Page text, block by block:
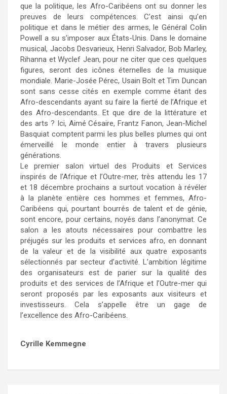
que la politique, les Afro-Caribéens ont su donner les
preuves de leurs compétences. C’est ainsi qu’en
politique et dans le métier des armes, le Général Colin
Powell a su s’imposer aux États-Unis. Dans le domaine
musical, Jacobs Desvarieux, Henri Salvador, Bob Marley,
Rihanna et Wyclef Jean, pour ne citer que ces quelques
figures, seront des icônes éternelles de la musique
mondiale. Marie-Josée Pérec, Usain Bolt et Tim Duncan
sont sans cesse cités en exemple comme étant des
Afro-descendants ayant su faire la fierté de l’Afrique et
des Afro-descendants. Et que dire de la littérature et
des arts ? Ici, Aimé Césaire, Frantz Fanon, Jean-Michel
Basquiat comptent parmi les plus belles plumes qui ont
émerveillé le monde entier à travers plusieurs
générations.
Le premier salon virtuel des Produits et Services
inspirés de l’Afrique et l’Outre-mer, très attendu les 17
et 18 décembre prochains a surtout vocation à révéler
à la planète entière ces hommes et femmes, Afro-
Caribéens qui, pourtant bourrés de talent et de génie,
sont encore, pour certains, noyés dans l’anonymat. Ce
salon a les atouts nécessaires pour combattre les
préjugés sur les produits et services afro, en donnant
de la valeur et de la visibilité aux quatre exposants
sélectionnés par secteur d’activité. L’ambition légitime
des organisateurs est de parier sur la qualité des
produits et des services de l’Afrique et l’Outre-mer qui
seront proposés par les exposants aux visiteurs et
investisseurs. Cela s’appelle être un gage de
l’excellence des Afro-Caribéens.
Cyrille Kemmegne